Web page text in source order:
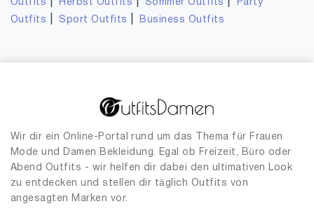
Outfits
Herbst Outfits Sommer Outfits
Party
Outfits
Sport Outfits Business Outfits
Wir dir ein Online-Portal rund um das Thema für Frauen
Mode und Damen Bekleidung. Egal ob Freizeit, Büro oder
Abend Outfits - wir helfen dir dabei den ultimativen Look
zu entdecken und stellen dir täglich Outfits von
angesagten Marken vor.